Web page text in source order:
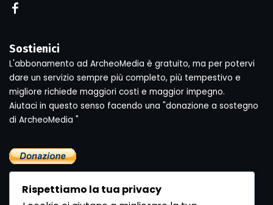
Sostienici
L'abbonamento ad ArcheoMedia è gratuito, ma per potervi
dare un servizio sempre più completo, più tempestivo e
migliore richiede maggiori costi e maggior impegno.
Aiutaci in questo senso facendo una "donazione a sostegno
di ArcheoMedia "
Rispettiamo la tua privacy